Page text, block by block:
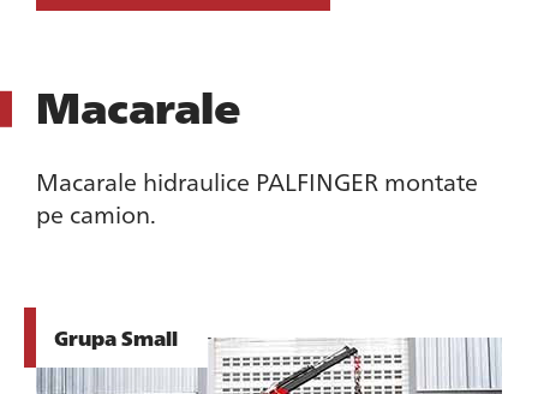
Macarale
Macarale hidraulice PALFINGER montate
pe camion.
Grupa Small